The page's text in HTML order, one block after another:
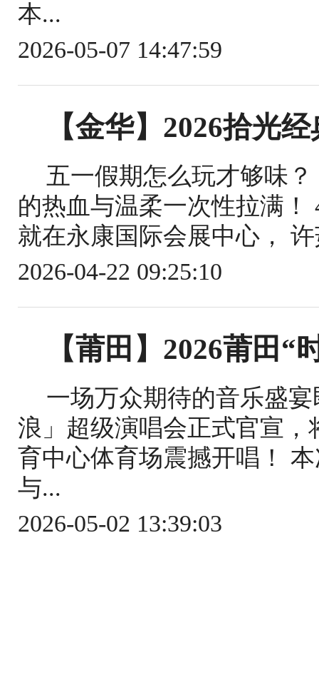
本...
2026-05-07 14:47:59
【金华】2026拾光
五一假期怎么玩才够味
的热血与温柔一次性拉满！
就在永康国际会展中心，
2026-04-22 09:25:10
【莆田】2026莆田
一场万众期待的音乐盛
浪」超级演唱会正式官宣，
育中心体育场震撼开唱！
与...
2026-05-02 13:39:03